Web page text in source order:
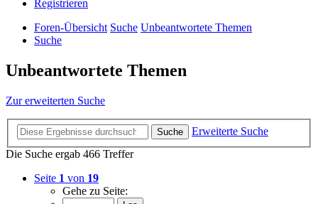
Registrieren
Foren-Übersicht Suche Unbeantwortete Themen
Suche
Unbeantwortete Themen
Zur erweiterten Suche
Suche
Erweiterte Suche
Die Suche ergab 466 Treffer
Seite 1 von 19
Gehe zu Seite: